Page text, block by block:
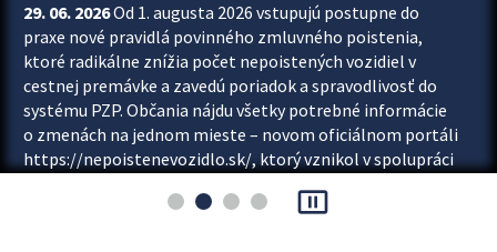
29. 06. 2026Od 1. augusta 2026 vstupujú postupne do
praxe nové pravidlá povinného zmluvného poistenia,
ktoré radikálne znížia počet nepoistených vozidiel v
cestnej premávke a zavedú poriadok a spravodlivosť do
systému PZP. Občania nájdu všetky potrebné informácie
o zmenách na jednom mieste – novom oficiálnom portáli
https://nepoistenevozidlo.sk/, ktorý vznikol v spolupráci
asociácie poisťovní (SLASPO) a Ministerstva vnútra SR.
pause_presentation